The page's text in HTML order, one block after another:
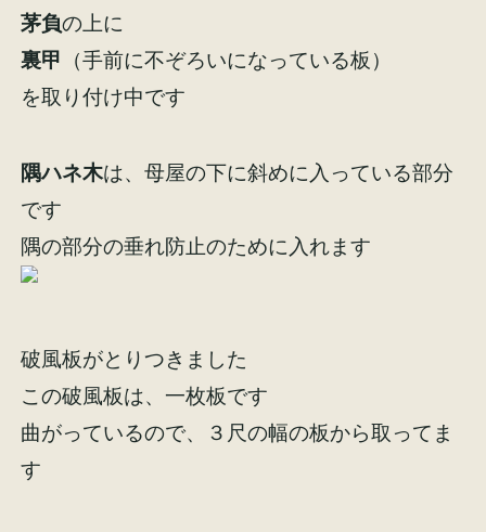
茅負の上に
裏甲
（手前に不ぞろいになっている板）
を取り付け中です
隅ハネ木は、母屋の下に斜めに入っている部分
です
隅の部分の垂れ防止のために入れます
破風板がとりつきました
この破風板は、一枚板です
曲がっているので、３尺の幅の板から取ってま
す
施工事例
会社概要 家づくりコラム